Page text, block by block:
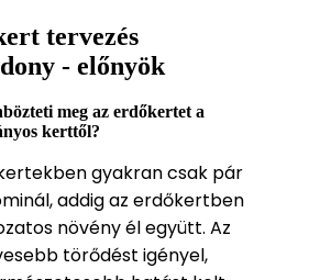
tervezés
- előnyök
meg az erdőkertet a
kerttől?
gyakran csak pár
addig az erdőkertben
növény él együtt. Az
törődést igényel,